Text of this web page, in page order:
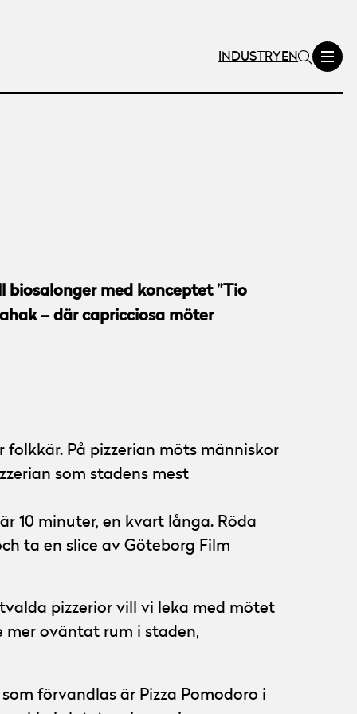
INDUSTRY EN
biosalonger med konceptet ”Tio
– där capricciosa möter
På pizzerian möts människor
som stadens mest
10 minuter, en kvart långa. Röda
ta en slice av Göteborg Film
pizzerior vill vi leka med mötet
mer oväntat rum i staden,
förvandlas är Pizza Pomodoro i